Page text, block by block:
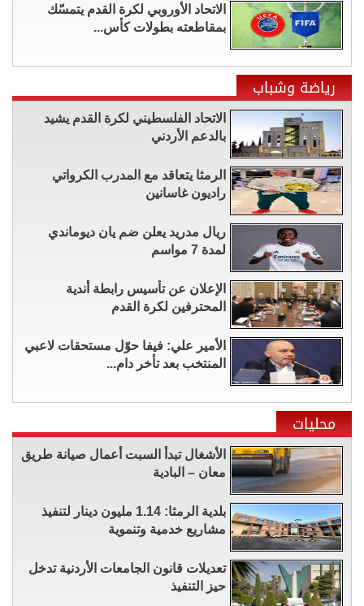
الاتحاد الأوروبي لكرة القدم يتمسّك
بمقاطعته بطولات كأس...
رياضة وشباب
الاتحاد الفلسطيني لكرة القدم يشيد
بالدعم الأردني
الرمثا يتعاقد مع المدرب الكرواتي
راديون غاسانين
ريال مدريد يعلن ضم يان ديوماندي
لمدة 7 مواسم
الإعلان عن تأسيس رابطة أندية
المحترفين لكرة القدم
الأمير علي: فيفا حوّل مستحقات لاعبي
المنتخب بعد تأخر دام...
محليات
الأشغال تبدأ السبت أعمال صيانة طريق
معان – البادية
بلدية الرمثا: 1.14 مليون دينار لتنفيذ
مشاريع خدمية وتنموية
تعديلات قانون الجامعات الأردنية تدخل
حيز التنفيذ